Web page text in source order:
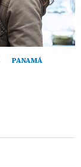
PANAMÁ